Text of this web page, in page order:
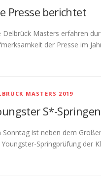
Presse berichtet
Delbrück Masters erfahren
der Presse im
MASTERS 2019
S*-
Sonntag ist neben dem
Youngster-Springprüfung der